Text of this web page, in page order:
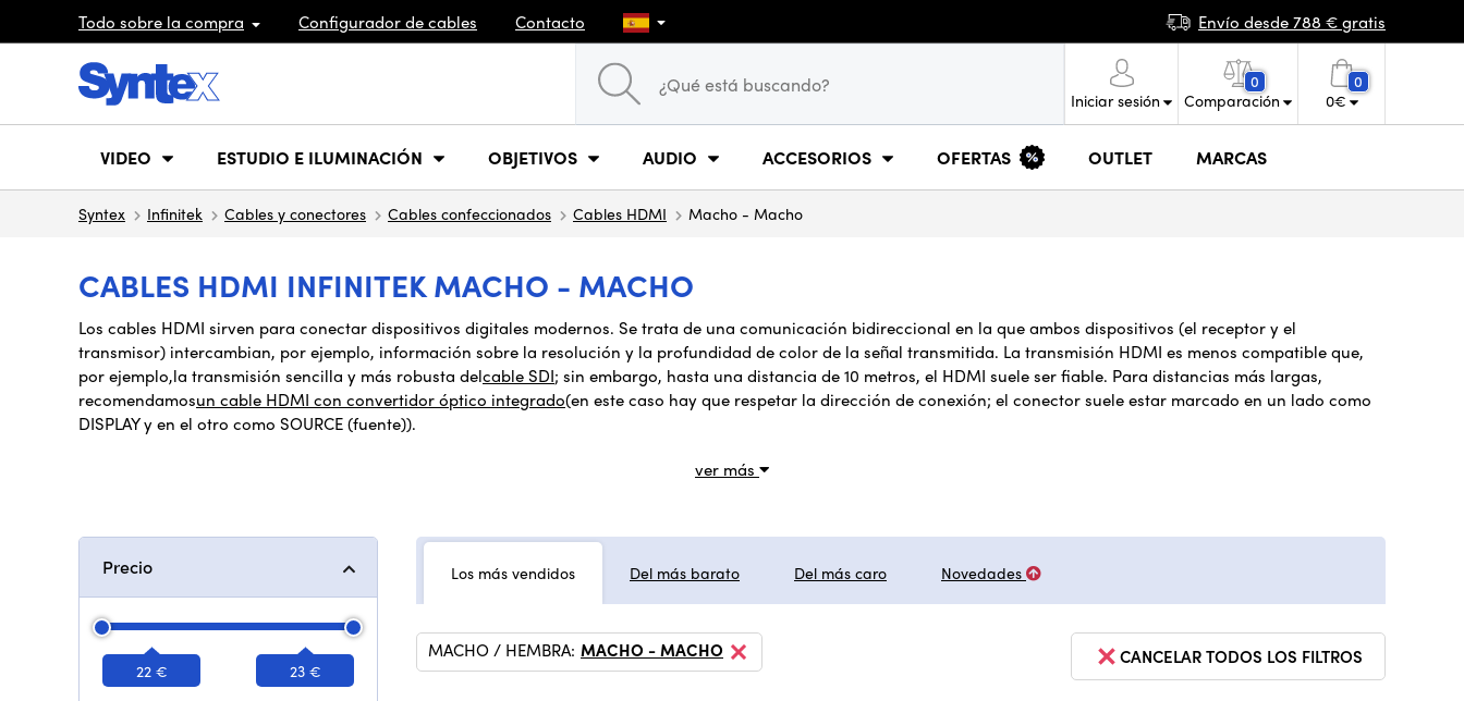
Todo sobre la compra Configurador de cables Contacto Envío desde 788 € gratis
Iniciar sesión
0
Comparación
0
0€
VIDEO ESTUDIO E ILUMINACIÓN OBJETIVOS AUDIO ACCESORIOS OFERTAS OUTLET MARCAS
Syntex Infinitek Cables y conectores Cables confeccionados Cables HDMI Macho - Macho
CABLES HDMI INFINITEK MACHO - MACHO
Los cables HDMI sirven para conectar dispositivos digitales modernos. Se trata de una comunicación bidireccional en la que ambos dispositivos (el receptor y el
transmisor) intercambian, por ejemplo, información sobre la resolución y la profundidad de color de la señal transmitida. La transmisión HDMI es menos compatible que,
por ejemplo,la transmisión sencilla y más robusta delcable SDI; sin embargo, hasta una distancia de 10 metros, el HDMI suele ser fiable. Para distancias más largas,
recomendamosun cable HDMI con convertidor óptico integrado(en este caso hay que respetar la dirección de conexión; el conector suele estar marcado en un lado como
DISPLAY y en el otro como SOURCE (fuente)).
ver más
Precio
22 € 23 €
Los más vendidos Del más barato Del más caro Novedades
CANCELAR TODOS LOS FILTROS
MACHO / HEMBRA: MACHO - MACHO